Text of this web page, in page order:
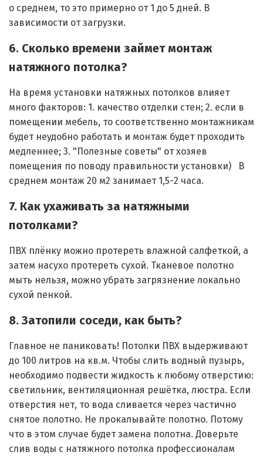
о среднем, то это примерно от 1 до 5 дней. В
зависимости от загрузки.
6. Сколько времени займет монтаж
натяжного потолка?
На время установки натяжных потолков влияет
много факторов: 1. качество отделки стен; 2. если в
помещении мебель, то соответственно монтажникам
будет неудобно работать и монтаж будет проходить
медленнее; 3. "Полезные советы" от хозяев
помещения по поводу правильности установки) В
среднем монтаж 20 м2 занимает 1,5-2 часа.
7. Как ухаживать за натяжными
потолками?
ПВХ плёнку можно протереть влажной салфеткой, а
затем насухо протереть сухой. Тканевое полотно
мыть нельзя, можно убрать загрязнение локально
сухой пенкой.
8. Затопили соседи, как быть?
Главное не паниковать! Потолки ПВХ выдерживают
до 100 литров на кв.м. Чтобы слить водный пузырь,
необходимо подвести жидкость к любому отверстию:
светильник, вентиляционная решётка, люстра. Если
отверстия нет, то вода сливается через частично
снятое полотно. Не прокалывайте полотно. Потому
что в этом случае будет замена полотна. Доверьте
слив воды с натяжного потолка профессионалам